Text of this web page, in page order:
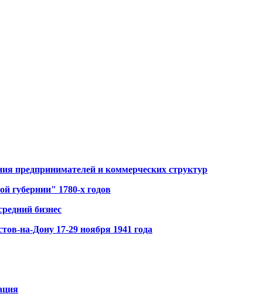
предпринимателей и коммерческих структур
губернии" 1780-х годов
бизнес
на-Дону 17-29 ноября 1941 года